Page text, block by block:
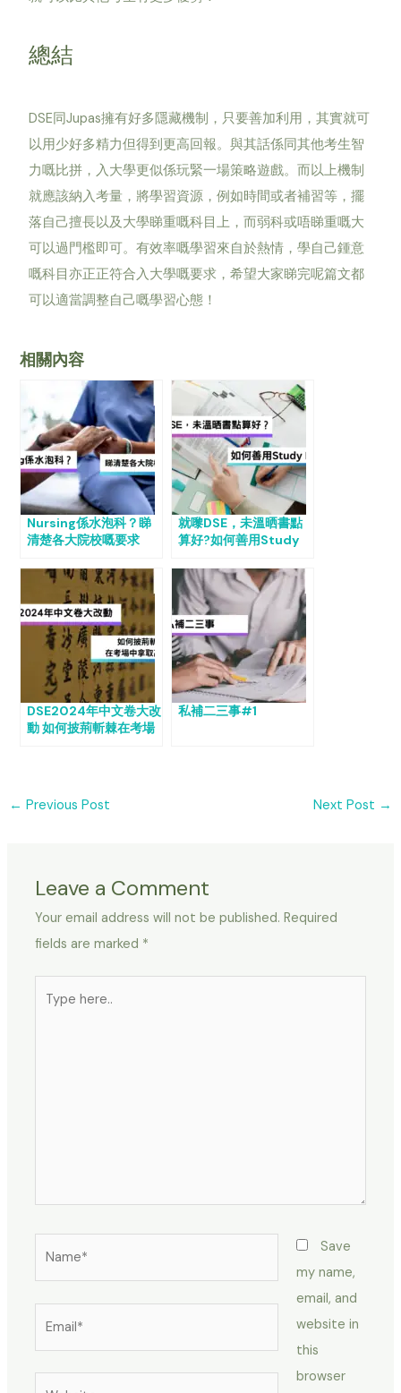
總結
DSE同Jupas擁有好多隱藏機制，只要善加利用，其實就可
以用少好多精力但得到更高回報。與其話係同其他考生智
力嘅比拼，入大學更似係玩緊一場策略遊戲。而以上機制
就應該納入考量，將學習資源，例如時間或者補習等，擺
落自己擅長以及大學睇重嘅科目上，而弱科或唔睇重嘅大
可以過門檻即可。有效率嘅學習來自於熱情，學自己鍾意
嘅科目亦正正符合入大學嘅要求，希望大家睇完呢篇文都
可以適當調整自己嘅學習心態！
相關內容
Nursing係水泡科？睇
清楚各大院校嘅要求
就嚟DSE，未溫晒書點
算好?如何善用Study
DSE2024年中文卷大改
動 如何披荊斬棘在考場
私補二三事#1
← Previous Post Next Post →
Leave a Comment
Your email address will not be published. Required
fields are marked *
Save
my name,
email, and
website in
this
browser